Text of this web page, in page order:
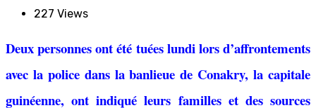
227 Views
Deux personnes ont été tuées lundi lors d’affrontements
avec la police dans la banlieue de Conakry, la capitale
guinéenne, ont indiqué leurs familles et des sources